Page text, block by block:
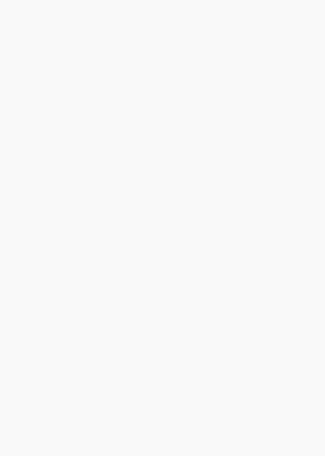
ist Oticon zum führenden Anbieter
(Oticon gehört zur Demant
Zeal lancieren wir eine völlig neue
aktive Zielgruppe an. Wir möchten
und selbstbewusst getragen werden.
weiteren Erwartungen der heutigen
und sofort anpassbar.“
Tool konzipiert wurde.
zum Telefonieren oder Musikhören
5 bis 10 Minuten.
Intelligenz (KI) basiert. Sie filtert
in der Umgebung, indem sie die
zur Akzeptanz von Hörsystemen als
Schweiz verfügbar.